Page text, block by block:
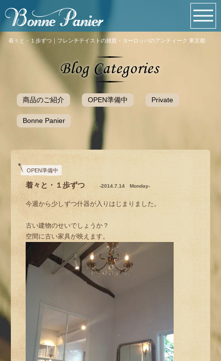
着々と・１歩ずつ｜フレンチテイストの雑貨・ヨーロッパのアンティーク 東京都
商品のご紹介 OPEN準備中 Private
Bonne Panier
OPEN準備中
着々と・１歩ずつ -2014.7.14 Monday-
今週から少しずつ什器が入りはじまりました。
古い建物のせいでしょうか？
空間に古い家具が映えます。